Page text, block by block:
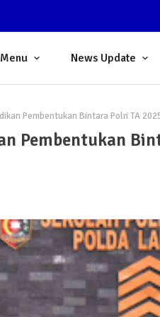
News Update
Pembentukan Bintara Polri TA
Pembentukan